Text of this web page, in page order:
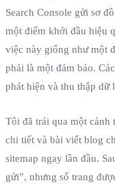
Search Console gửi sơ
một điểm khởi đầu hiệu
việc này giống như một
phải là một đảm bảo.
phát hiện và thu thập dữ
Tôi đã trải qua một cảnh
chi tiết và bài viết blog
sitemap ngay lần đầu.
gửi”, nhưng số trang